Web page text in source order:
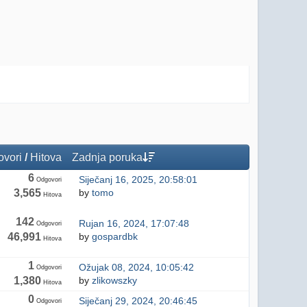
/ Hitova
Zadnja poruka
6Odgovori
3,565Hitova
Siječanj 16, 2025, 20:58:01
by tomo
142Odgovori
46,991Hitova
Rujan 16, 2024, 17:07:48
by gospardbk
1Odgovori
1,380Hitova
Ožujak 08, 2024, 10:05:42
by zlikowszky
0Odgovori
Siječanj 29, 2024, 20:46:45